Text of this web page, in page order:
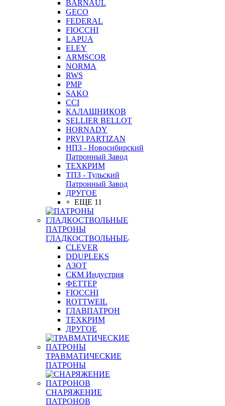
BARNAUL
GEСO
FEDERAL
FIOCCHI
LAPUA
ELEY
ARMSCOR
NORMA
RWS
PMP
SAKO
CCI
КАЛАШНИКОВ
SELLIER BELLOT
HORNADY
PRVI PARTIZAN
НПЗ - Новосибирский
Патронный Завод
ТЕХКРИМ
ТПЗ - Тульский
Патронный Завод
ДРУГОЕ
+ ЕЩЕ 11
ПАТРОНЫ
ГЛАДКОСТВОЛЬНЫЕ
CLEVER
DDUPLEKS
АЗОТ
СКМ Индустрия
ФЕТТЕР
FIOCCHI
ROTTWEIL
ГЛАВПАТРОН
ТЕХКРИМ
ДРУГОЕ
ТРАВМАТИЧЕСКИЕ
ПАТРОНЫ
СНАРЯЖЕНИЕ
ПАТРОНОВ